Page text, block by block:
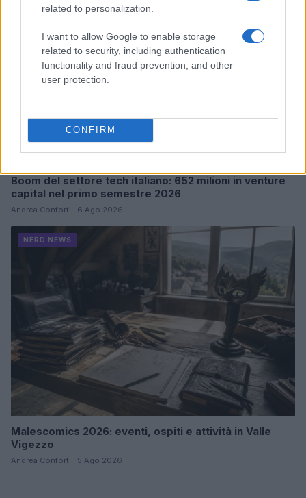
related to personalization.
I want to allow Google to enable storage
related to security, including authentication
functionality and fraud prevention, and other
user protection.
CONFIRM
Boom del settore tech italiano: 652 milioni in venture
capital nel primo semestre 2026
Andrea Conforti · 6 Ago 2026
NERD NEWS
Malescomics 2026: eventi, ospiti e attività in Valle
Vigezzo
Andrea Conforti · 5 Ago 2026